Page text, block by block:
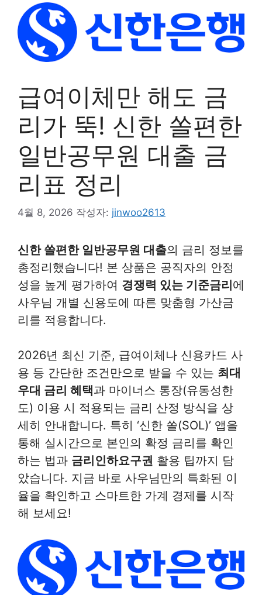
급여이체만 해도 금
리가 뚝! 신한 쏠편한
일반공무원 대출 금
리표 정리
4월 8, 2026 작성자: jinwoo2613
신한 쏠편한 일반공무원 대출의 금리 정보를
총정리했습니다! 본 상품은 공직자의 안정
성을 높게 평가하여 경쟁력 있는 기준금리에
사우님 개별 신용도에 따른 맞춤형 가산금
리를 적용합니다.
2026년 최신 기준, 급여이체나 신용카드 사
용 등 간단한 조건만으로 받을 수 있는 최대
우대 금리 혜택과 마이너스 통장(유동성한
도) 이용 시 적용되는 금리 산정 방식을 상
세히 안내합니다. 특히 ‘신한 쏠(SOL)’ 앱을
통해 실시간으로 본인의 확정 금리를 확인
하는 법과 금리인하요구권 활용 팁까지 담
았습니다. 지금 바로 사우님만의 특화된 이
율을 확인하고 스마트한 가계 경제를 시작
해 보세요!